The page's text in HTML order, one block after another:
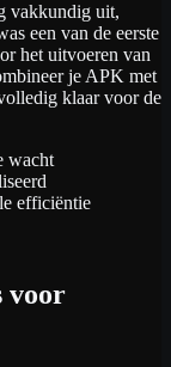
vakkundig uit,
een van de eerste
het uitvoeren van
je APK met
klaar voor de
wacht
efficiëntie
voor